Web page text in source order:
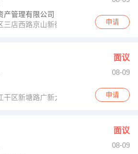
产管理有限公司
三店西路京山新街93号
申请
面议
08-09
干区新塘路广新大厦18层1805室 路线：
申请
面议
08-09